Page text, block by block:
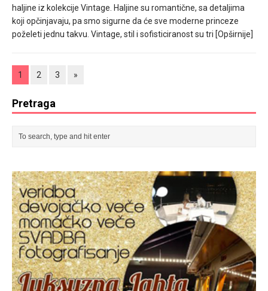
haljine iz kolekcije Vintage. Haljine su romantične, sa detaljima
koji opčinjavaju, pa smo sigurne da će sve moderne princeze
poželeti jednu takvu. Vintage, stil i sofisticiranost su tri [Opširnije]
1 2 3 »
Pretraga